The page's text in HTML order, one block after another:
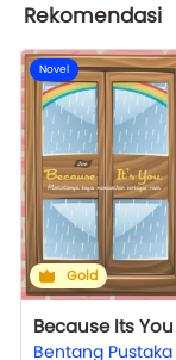
Rekomendasi
Novel
Gold
Because Its You
Bentang Pustaka